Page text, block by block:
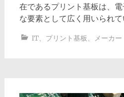
在であるプリント基板は、
な要素として広く用いられて
IT、 プリント基板 、 メーカー